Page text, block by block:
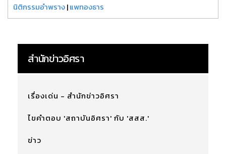
นิติกรรมอำพราง|แพทองธาร
สำนักข่าวอิศรา
เรื่องเด่น - สำนักข่าวอิศรา
ไขคำตอบ 'สถาบันอิศรา' กับ 'สสส.'
ข่าว